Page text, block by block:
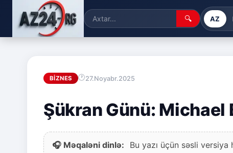
🔍 AZ
BIZNES 27.Noyabr.2025
Şükran Günü: Michael
🎧 Məqaləni dinlə: Bu yazı üçün səsli versiya